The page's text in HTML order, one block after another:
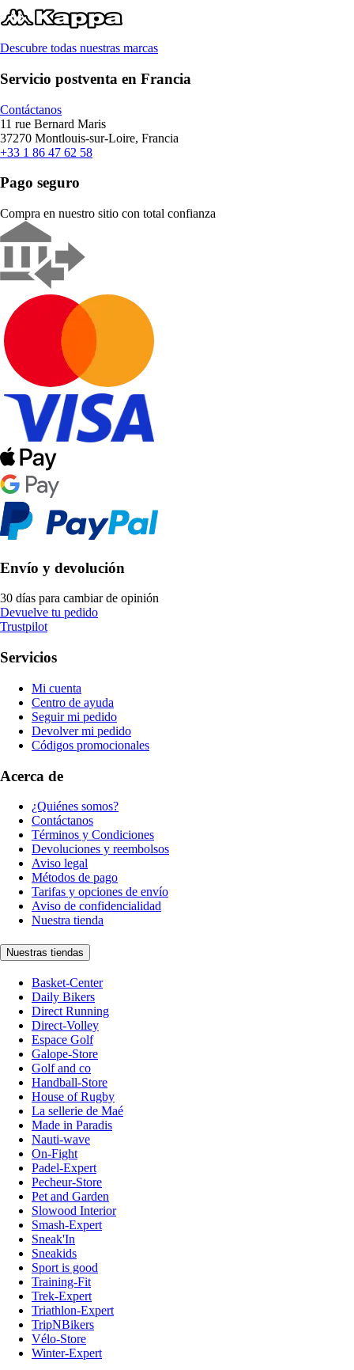
Descubre todas nuestras marcas
Servicio postventa en Francia
Contáctanos
11 rue Bernard Maris
37270 Montlouis-sur-Loire, Francia
+33 1 86 47 62 58
Pago seguro
Compra en nuestro sitio con total confianza
Envío y devolución
30 días para cambiar de opinión
Devuelve tu pedido
Trustpilot
Servicios
Mi cuenta
Centro de ayuda
Seguir mi pedido
Devolver mi pedido
Códigos promocionales
Acerca de
¿Quiénes somos?
Contáctanos
Términos y Condiciones
Devoluciones y reembolsos
Aviso legal
Métodos de pago
Tarifas y opciones de envío
Aviso de confidencialidad
Nuestra tienda
Nuestras tiendas
Basket-Center
Daily Bikers
Direct Running
Direct-Volley
Espace Golf
Galope-Store
Golf and co
Handball-Store
House of Rugby
La sellerie de Maé
Made in Paradis
Nauti-wave
On-Fight
Padel-Expert
Pecheur-Store
Pet and Garden
Slowood Interior
Smash-Expert
Sneak'In
Sneakids
Sport is good
Training-Fit
Trek-Expert
Triathlon-Expert
TripNBikers
Vélo-Store
Winter-Expert